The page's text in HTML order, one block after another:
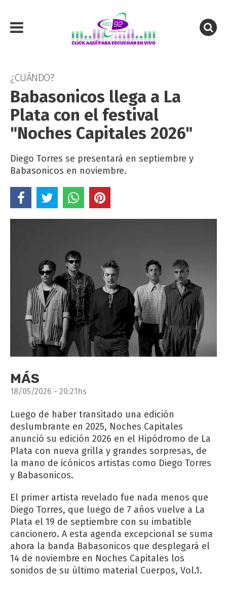
¿CUÁNDO?
Babasonicos llega a La
Plata con el festival
"Noches Capitales 2026"
Diego Torres se presentará en septiembre y
Babasonicos en noviembre.
MÁS
18/05/2026 - 20:21hs
Luego de haber transitado una edición
deslumbrante en 2025, Noches Capitales
anunció su edición 2026 en el Hipódromo de La
Plata con nueva grilla y grandes sorpresas, de
la mano de icónicos artistas como Diego Torres
y Babasonicos.
El primer artista revelado fue nada menos que
Diego Torres, que luego de 7 años vuelve a La
Plata el 19 de septiembre con su imbatible
cancionero. A esta agenda excepcional se suma
ahora la banda Babasonicos que desplegará el
14 de noviembre en Noches Capitales los
sonidos de su último material Cuerpos, Vol.1.